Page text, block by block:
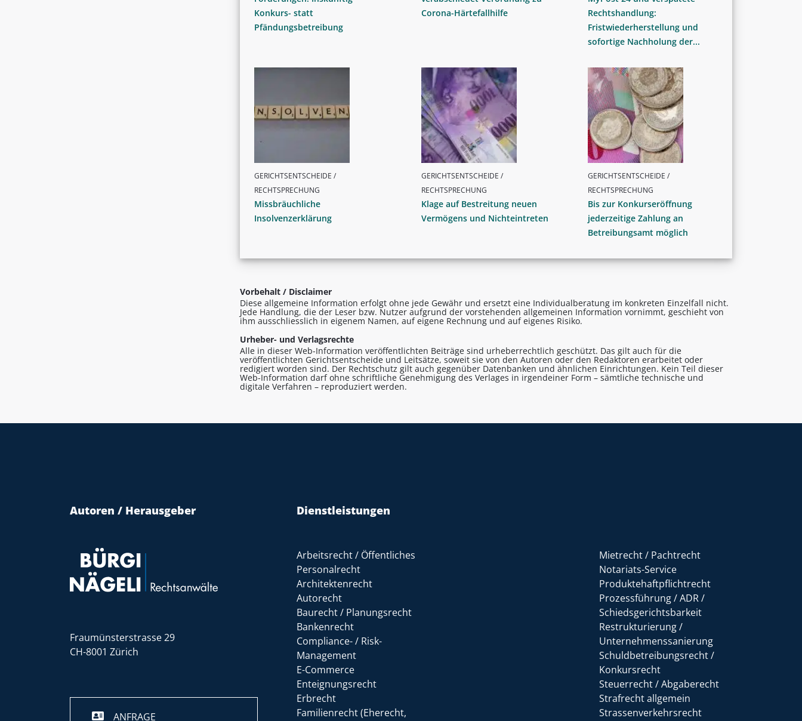
Konkurs- statt
Pfändungsbetreibung
Corona-Härtefallhilfe
Rechtshandlung:
Fristwiederherstellung und
sofortige Nachholung der...
GERICHTSENTSCHEIDE /
RECHTSPRECHUNG
Missbräuchliche
Insolvenzerklärung
GERICHTSENTSCHEIDE /
RECHTSPRECHUNG
Klage auf Bestreitung neuen
Vermögens und Nichteintreten
GERICHTSENTSCHEIDE /
RECHTSPRECHUNG
Bis zur Konkurseröffnung
jederzeitige Zahlung an
Betreibungsamt möglich
Vorbehalt / Disclaimer
Diese allgemeine Information erfolgt ohne jede Gewähr und ersetzt eine Individualberatung im konkreten Einzelfall nicht.
Jede Handlung, die der Leser bzw. Nutzer aufgrund der vorstehenden allgemeinen Information vornimmt, geschieht von
ihm ausschliesslich in eigenem Namen, auf eigene Rechnung und auf eigenes Risiko.
Urheber- und Verlagsrechte
Alle in dieser Web-Information veröffentlichten Beiträge sind urheberrechtlich geschützt. Das gilt auch für die
veröffentlichten Gerichtsentscheide und Leitsätze, soweit sie von den Autoren oder den Redaktoren erarbeitet oder
redigiert worden sind. Der Rechtschutz gilt auch gegenüber Datenbanken und ähnlichen Einrichtungen. Kein Teil dieser
Web-Information darf ohne schriftliche Genehmigung des Verlages in irgendeiner Form – sämtliche technische und
digitale Verfahren – reproduziert werden.
Autoren / Herausgeber
Fraumünsterstrasse 29
CH-8001 Zürich
ANFRAGE
Dienstleistungen
Arbeitsrecht / Öffentliches
Personalrecht
Architektenrecht
Autorecht
Baurecht / Planungsrecht
Bankenrecht
Compliance- / Risk-
Management
E-Commerce
Enteignungsrecht
Erbrecht
Familienrecht (Eherecht,
Mietrecht / Pachtrecht
Notariats-Service
Produktehaftpflichtrecht
Prozessführung / ADR /
Schiedsgerichtsbarkeit
Restrukturierung /
Unternehmenssanierung
Schuldbetreibungsrecht /
Konkursrecht
Steuerrecht / Abgaberecht
Strafrecht allgemein
Strassenverkehrsrecht